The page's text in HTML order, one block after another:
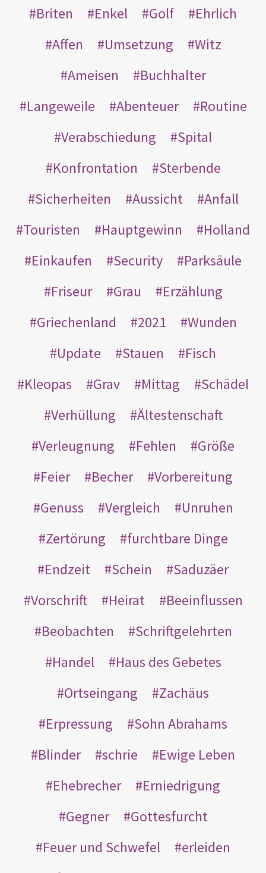
Briten
Enkel Golf
Ehrlich
Affen
Umsetzung
Witz
Ameisen
Buchhalter
Langeweile
Abenteuer
Routine
Verabschiedung
Spital
Konfrontation
Sterbende
Sicherheiten
Aussicht
Anfall
Touristen
Hauptgewinn
Holland
Einkaufen
Security
Parksäule
Friseur
Grau
Erzählung
Griechenland
2021
Wunden
Update
Stauen
Fisch
Kleopas
Grav Mittag
Schädel
Verhüllung
Ältestenschaft
Verleugnung
Fehlen
Größe
Feier
Becher
Vorbereitung
Genuss
Vergleich
Unruhen
Zertörung
furchtbare Dinge
Endzeit
Schein
Saduzäer
Vorschrift
Heirat
Beeinflussen
Beobachten
Schriftgelehrten
Handel
Haus des Gebetes
Ortseingang
Zachäus
Erpressung
Sohn Abrahams
Blinder
schrie
Ewige Leben
Ehebrecher
Erniedrigung
Gegner
Gottesfurcht
Feuer und Schwefel
erleiden